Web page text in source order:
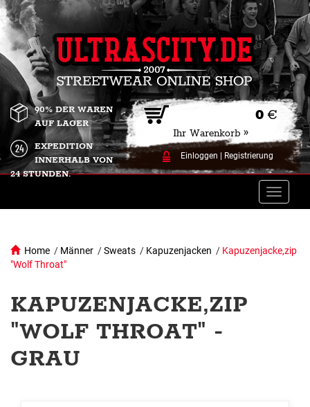
0 €
Ihr Warenkorb »
Einloggen Registrierung
90% DER WAREN
AUF LAGER
EXPEDITION
INNERHALB VON
24 STUNDEN.
Toggle
Home / Männer /Sweats / Kapuzenjacken / Kapuzenjacke,zip
"Wolf Throat"
KAPUZENJACKE,ZIP
"WOLF THROAT" -
GRAU